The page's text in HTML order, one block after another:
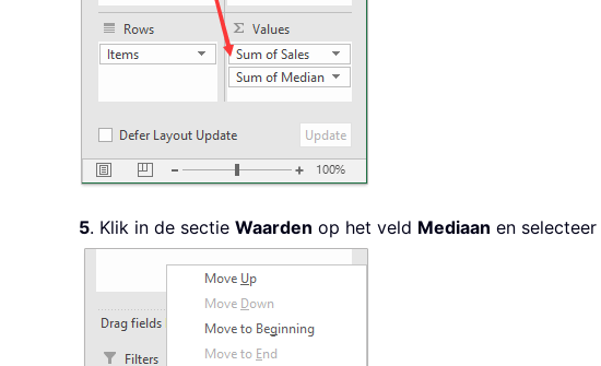
5. Klik in de sectie Waarden op het veld Mediaan en selecteer